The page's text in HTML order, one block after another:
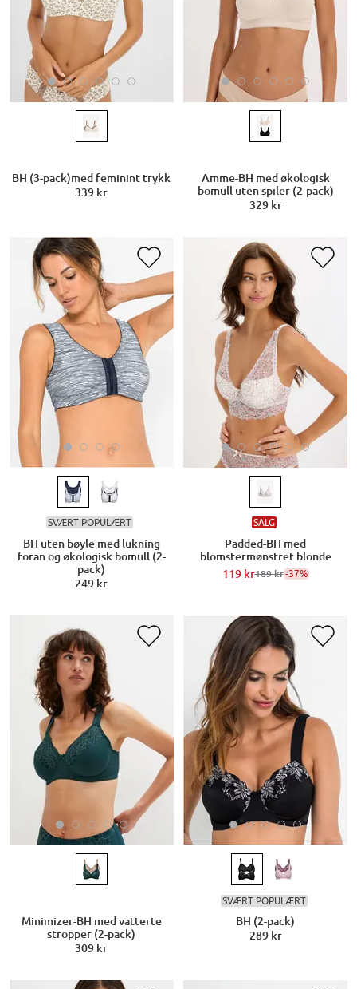
BH (3-pack)med feminint trykk
339 kr
Amme-BH med økologisk
bomull uten spiler (2-pack)
329 kr
SVÆRT POPULÆRT
BH uten bøyle med lukning
foran og økologisk bomull (2-
pack)
249 kr
SALG
Padded-BH med
blomstermønstret blonde
119 kr189 kr-37%
Minimizer-BH med vatterte
stropper (2-pack)
309 kr
SVÆRT POPULÆRT
BH (2-pack)
289 kr